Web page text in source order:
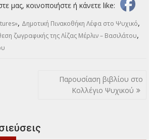
μας, κοινοποιήστε ή κάνετε like:
, Δημοτική Πινακοθήκη Λέφα στο Ψυχικό,
ζωγραφικής της Λίζας Μέρλιν – Βασιλάτου,
Παρουσίαση βιβλίου στο
Κολλέγιο Ψυχικού